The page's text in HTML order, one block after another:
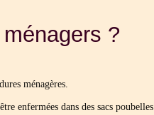
?
ménagères.
enfermées dans des sacs poubelles